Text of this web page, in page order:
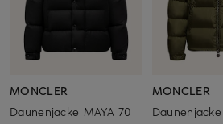
MONCLER
Daunenjacke MAYA 70
MONCLER
Daunenjacke